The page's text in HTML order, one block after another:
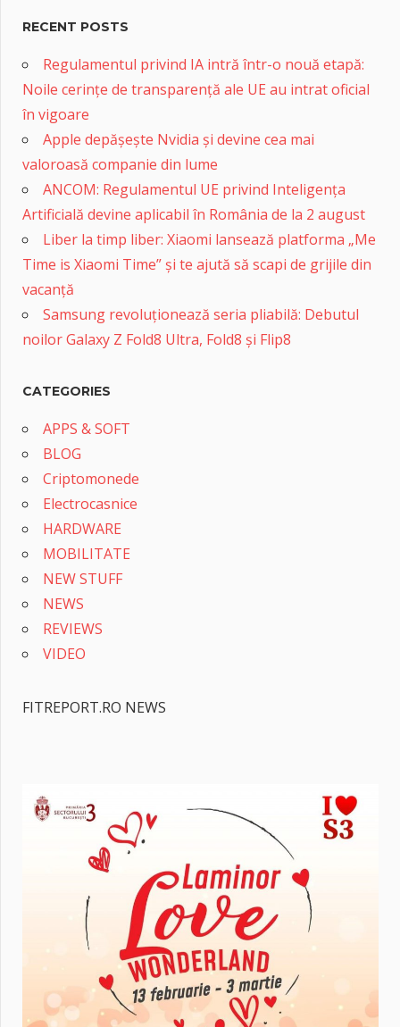
RECENT POSTS
Regulamentul privind IA intră într-o nouă etapă:
Noile cerințe de transparență ale UE au intrat oficial
în vigoare
Apple depășește Nvidia și devine cea mai
valoroasă companie din lume
ANCOM: Regulamentul UE privind Inteligența
Artificială devine aplicabil în România de la 2 august
Liber la timp liber: Xiaomi lansează platforma „Me
Time is Xiaomi Time” și te ajută să scapi de grijile din
vacanță
Samsung revoluționează seria pliabilă: Debutul
noilor Galaxy Z Fold8 Ultra, Fold8 și Flip8
CATEGORIES
APPS & SOFT
BLOG
Criptomonede
Electrocasnice
HARDWARE
MOBILITATE
NEW STUFF
NEWS
REVIEWS
VIDEO
FITREPORT.RO NEWS